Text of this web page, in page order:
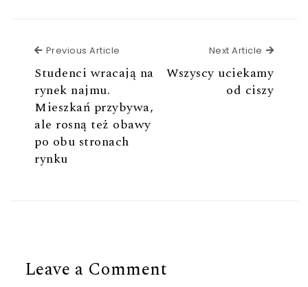
Previous Article
Studenci wracają na
rynek najmu.
Mieszkań przybywa,
ale rosną też obawy
po obu stronach
rynku
Next Article Next
Wszyscy uciekamy
od ciszy
Leave a Comment